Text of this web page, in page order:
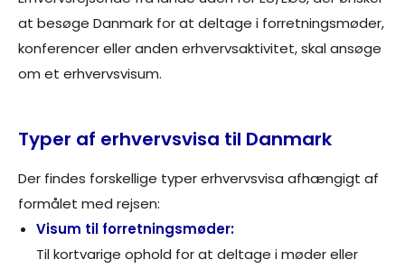
at besøge Danmark for at deltage i forretningsmøder,
konferencer eller anden erhvervsaktivitet, skal ansøge
om et erhvervsvisum.
Typer af erhvervsvisa til Danmark
Der findes forskellige typer erhvervsvisa afhængigt af
formålet med rejsen:
Visum til forretningsmøder:
Til kortvarige ophold for at deltage i møder eller